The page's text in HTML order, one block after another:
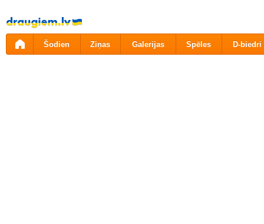
Pāriet
uz
saturu
Šodien Ziņas Galerijas Spēles D-biedri